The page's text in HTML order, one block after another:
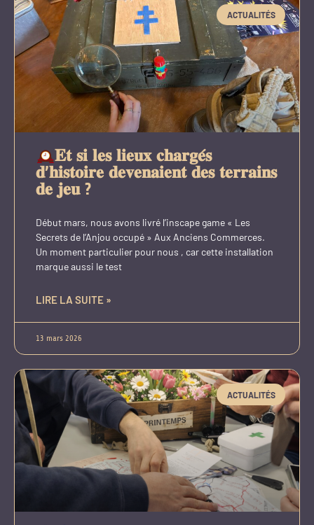
ACTUALITÉS
𝐄𝐭 𝐬𝐢 𝐥𝐞𝐬 𝐥𝐢𝐞𝐮𝐱 𝐜𝐡𝐚𝐫𝐠𝐞́𝐬
𝐝’𝐡𝐢𝐬𝐭𝐨𝐢𝐫𝐞 𝐝𝐞𝐯𝐞𝐧𝐚𝐢𝐞𝐧𝐭 𝐝𝐞𝐬 𝐭𝐞𝐫𝐫𝐚𝐢𝐧𝐬
𝐝𝐞 𝐣𝐞𝐮 ?
Début mars, nous avons livré l’inscape game « Les
Secrets de l’Anjou occupé » Aux Anciens Commerces.
Un moment particulier pour nous , car cette installation
marque aussi le test
LIRE LA SUITE »
13 mars 2026
ACTUALITÉS